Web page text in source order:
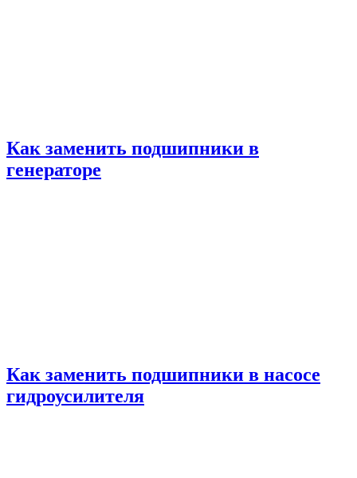
Как заменить подшипники в
генераторе
Как заменить подшипники в насосе
гидроусилителя